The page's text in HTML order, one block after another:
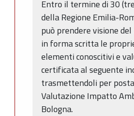
Entro il termine di 30
della Regione Emilia-
può prendere visione
in forma scritta le
elementi conoscitivi e
certificata al seguente
trasmettendoli per
Valutazione Impatto
Bologna.